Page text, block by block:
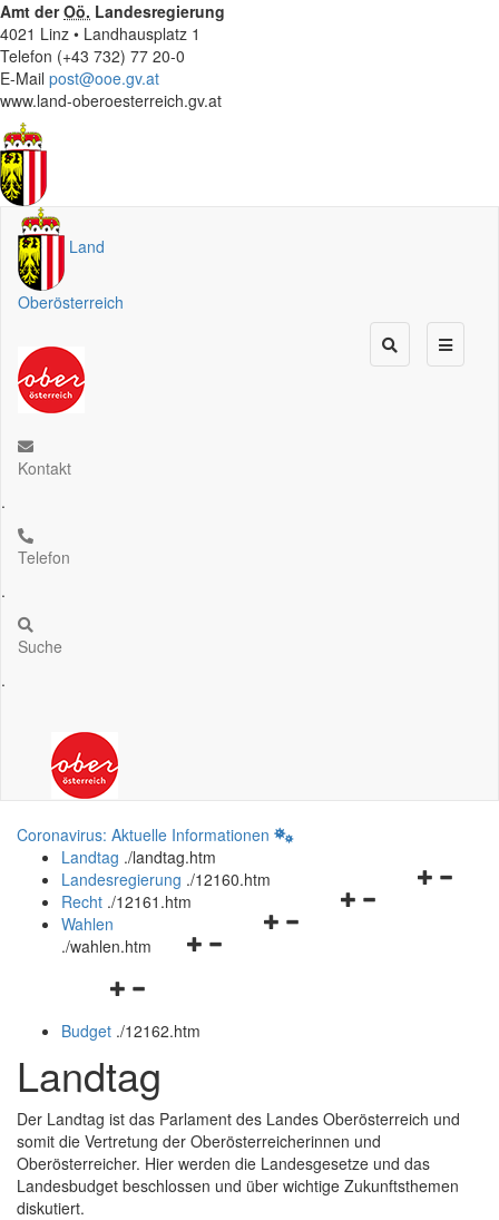
Amt derOö. Landesregierung
4021 Linz • Landhausplatz 1
Telefon (+43 732) 77 20-0
E-Mail post@ooe.gv.at
www.land-oberoesterreich.gv.at
Land
Oberösterreich
Kontakt
.
Telefon
.
Suche
.
Coronavirus: Aktuelle Informationen
Landtag ./landtag.htm
Navigationsmenü
Landesregierung ./12160.htm
Navigationsmenü
Recht ./12161.htm
Navigationsmenü
Wahlen
./wahlen.htm
Navigationsmenü
und
Budget ./12162.htm
Landtag
Der Landtag ist das Parlament des Landes Oberösterreich und
somit die Vertretung der Oberösterreicherinnen und
Oberösterreicher. Hier werden die Landesgesetze und das
Landesbudget beschlossen und über wichtige Zukunftsthemen
diskutiert.